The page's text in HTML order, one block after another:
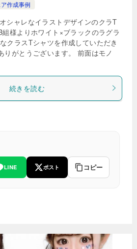
作成事例
シャレなイラストデザインのクラT
様よりホワイト×ブラックのラグラ
クラスTシャツを作成していただき
りがとうございます。 前面はモノ
続きを読む
LINE ポスト コピー